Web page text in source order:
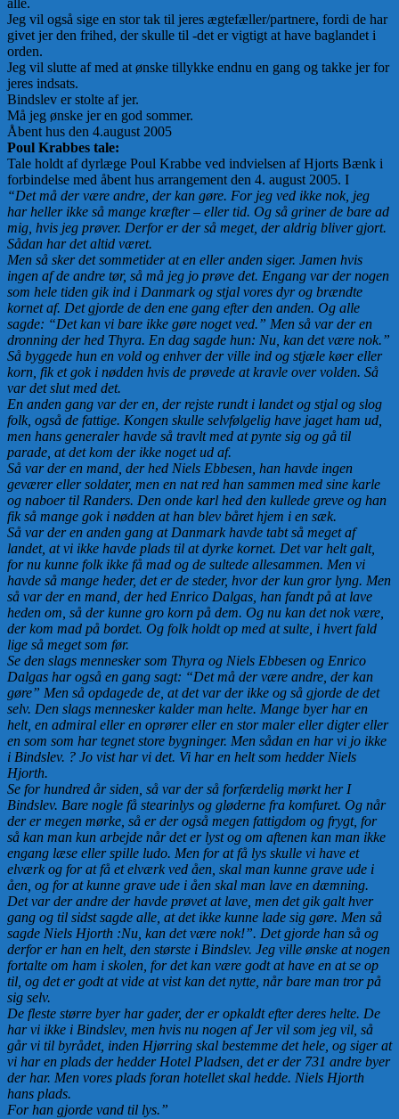
alle.
Jeg vil også sige en stor tak til jeres ægtefæller/partnere, fordi de har
givet jer den frihed, der skulle til -det er vigtigt at have baglandet i
orden.
Jeg vil slutte af med at ønske tillykke endnu en gang og takke jer for
jeres indsats.
Bindslev er stolte af jer.
Må jeg ønske jer en god sommer.
Åbent hus den 4.august 2005
Poul Krabbes tale:
Tale holdt af dyrlæge Poul Krabbe ved indvielsen af Hjorts Bænk i
forbindelse med åbent hus arrangement den 4. august 2005. I
“Det må der være andre, der kan gøre. For jeg ved ikke nok, jeg
har heller ikke så mange kræfter – eller tid. Og så griner de bare ad
mig, hvis jeg prøver. Derfor er der så meget, der aldrig bliver gjort.
Sådan har det altid været.
Men så sker det sommetider at en eller anden siger. Jamen hvis
ingen af de andre tør, så må jeg jo prøve det. Engang var der nogen
som hele tiden gik ind i Danmark og stjal vores dyr og brændte
kornet af. Det gjorde de den ene gang efter den anden. Og alle
sagde: “Det kan vi bare ikke gøre noget ved.” Men så var der en
dronning der hed Thyra. En dag sagde hun: Nu, kan det være nok.”
Så byggede hun en vold og enhver der ville ind og stjæle køer eller
korn, fik et gok i nødden hvis de prøvede at kravle over volden. Så
var det slut med det.
En anden gang var der en, der rejste rundt i landet og stjal og slog
folk, også de fattige. Kongen skulle selvfølgelig have jaget ham ud,
men hans generaler havde så travlt med at pynte sig og gå til
parade, at det kom der ikke noget ud af.
Så var der en mand, der hed Niels Ebbesen, han havde ingen
geværer eller soldater, men en nat red han sammen med sine karle
og naboer til Randers. Den onde karl hed den kullede greve og han
fik så mange gok i nødden at han blev båret hjem i en sæk.
Så var der en anden gang at Danmark havde tabt så meget af
landet, at vi ikke havde plads til at dyrke kornet. Det var helt galt,
for nu kunne folk ikke få mad og de sultede allesammen. Men vi
havde så mange heder, det er de steder, hvor der kun gror lyng. Men
så var der en mand, der hed Enrico Dalgas, han fandt på at lave
heden om, så der kunne gro korn på dem. Og nu kan det nok være,
der kom mad på bordet. Og folk holdt op med at sulte, i hvert fald
lige så meget som før.
Se den slags mennesker som Thyra og Niels Ebbesen og Enrico
Dalgas har også en gang sagt: “Det må der være andre, der kan
gøre” Men så opdagede de, at det var der ikke og så gjorde de det
selv. Den slags mennesker kalder man helte. Mange byer har en
helt, en admiral eller en oprører eller en stor maler eller digter eller
en som som har tegnet store bygninger. Men sådan en har vi jo ikke
i Bindslev. ? Jo vist har vi det. Vi har en helt som hedder Niels
Hjorth.
Se for hundred år siden, så var der så forfærdelig mørkt her I
Bindslev. Bare nogle få stearinlys og gløderne fra komfuret. Og når
der er megen mørke, så er der også megen fattigdom og frygt, for
så kan man kun arbejde når det er lyst og om aftenen kan man ikke
engang læse eller spille ludo. Men for at få lys skulle vi have et
elværk og for at få et elværk ved åen, skal man kunne grave ude i
åen, og for at kunne grave ude i åen skal man lave en dæmning.
Det var der andre der havde prøvet at lave, men det gik galt hver
gang og til sidst sagde alle, at det ikke kunne lade sig gøre. Men så
sagde Niels Hjorth :Nu, kan det være nok!”. Det gjorde han så og
derfor er han en helt, den største i Bindslev. Jeg ville ønske at nogen
fortalte om ham i skolen, for det kan være godt at have en at se op
til, og det er godt at vide at vist kan det nytte, når bare man tror på
sig selv.
De fleste større byer har gader, der er opkaldt efter deres helte. De
har vi ikke i Bindslev, men hvis nu nogen af Jer vil som jeg vil, så
går vi til byrådet, inden Hjørring skal bestemme det hele, og siger at
vi har en plads der hedder Hotel Pladsen, det er der 731 andre byer
der har. Men vores plads foran hotellet skal hedde. Niels Hjorth
hans plads.
For han gjorde vand til lys.”